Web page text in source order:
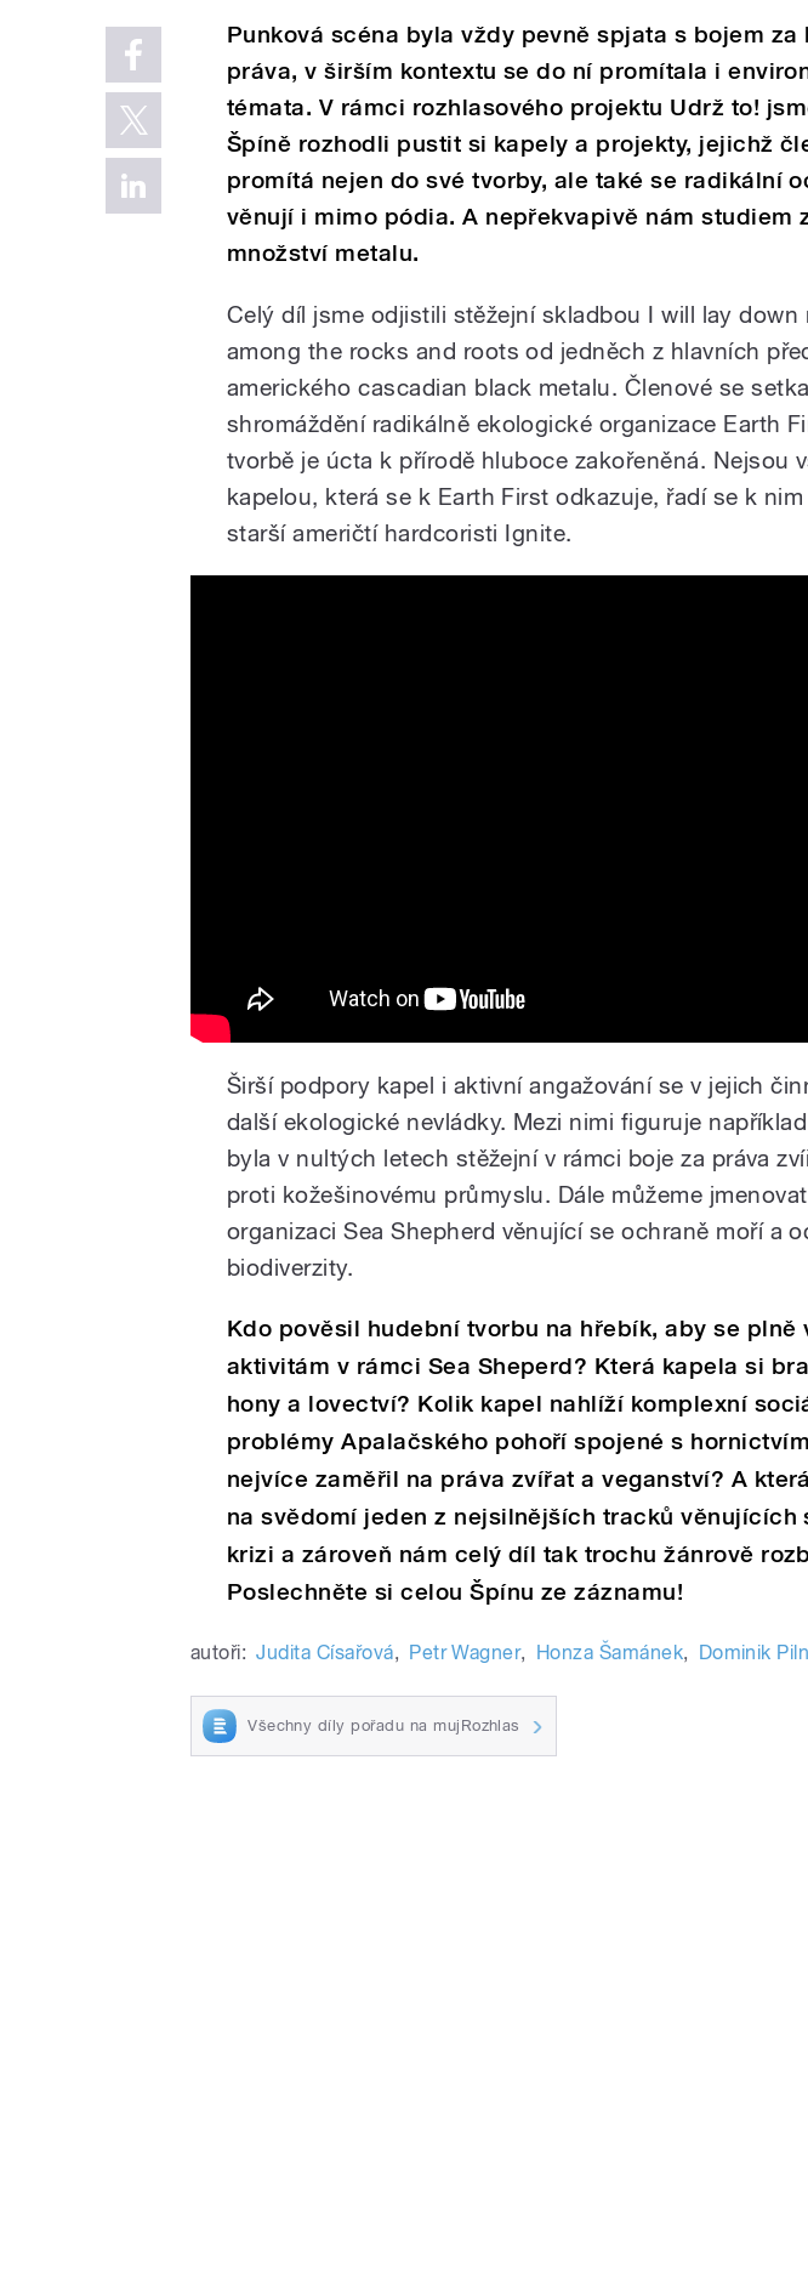
Punková scéna byla vždy pevně spjata s bojem
práva, v širším kontextu se do ní promítala i
témata. V rámci rozhlasového projektu Udrž to!
Špíně rozhodli pustit si kapely a projekty, jejichž
promítá nejen do své tvorby, ale také se radikální
věnují i mimo pódia. A nepřekvapivě nám studiem
množství metalu.
Celý díl jsme odjistili stěžejní skladbou I will lay down
among the rocks and roots od jedněch z hlavních
amerického cascadian black metalu. Členové se
shromáždění radikálně ekologické organizace Earth
tvorbě je úcta k přírodě hluboce zakořeněná. Nejsou
kapelou, která se k Earth First odkazuje, řadí se k
starší američtí hardcoristi Ignite.
Širší podpory kapel i aktivní angažování se v jejich
další ekologické nevládky. Mezi nimi figuruje
byla v nultých letech stěžejní v rámci boje za práva
proti kožešinovému průmyslu. Dále můžeme
organizaci Sea Shepherd věnující se ochraně moří a
biodiverzity.
Kdo pověsil hudební tvorbu na hřebík, aby se plně
aktivitám v rámci Sea Sheperd? Která kapela si
hony a lovectví? Kolik kapel nahlíží komplexní
problémy Apalačského pohoří spojené s
nejvíce zaměřil na práva zvířat a veganství? A
na svědomí jeden z nejsilnějších tracků věnujících
krizi a zároveň nám celý díl tak trochu žánrově
Poslechněte si celou Špínu ze záznamu!
autoři: Judita Císařová, Petr Wagner, Honza Šamánek, Dominik
Všechny díly pořadu na mujRozhlas